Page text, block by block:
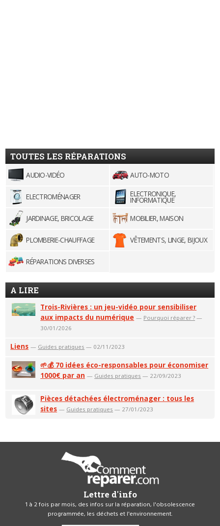
TOUTES LES RÉPARATIONS
AUDIO-VIDÉO AUTO-MOTO
ELECTROMÉNAGER ELECTRONIQUE,
INFORMATIQUE
JARDINAGE, BRICOLAGE
MOBILIER, MAISON
PLOMBERIE-CHAUFFAGE VÊTEMENTS, LINGE, BIJOUX
RÉPARATIONS DIVERSES
A LIRE
Trois-Rivières : un jeu-vidéo pour sensibiliser
aux impacts du numérique — Pourquoi réparer ? —
30/01/2026
Liens — Guides pratiques — 02/11/2023
🌱💰 70 idées éco-responsables pour économiser
1000€ par an — Guides pratiques — 22/09/2023
Pièces détachées électroménager : tous les
sites — Guides pratiques — 27/01/2023
Lettre d'info
1 à 2 fois par mois, des infos sur la réparation, l'obsolescence
programmée, les déchets et l'environnement.